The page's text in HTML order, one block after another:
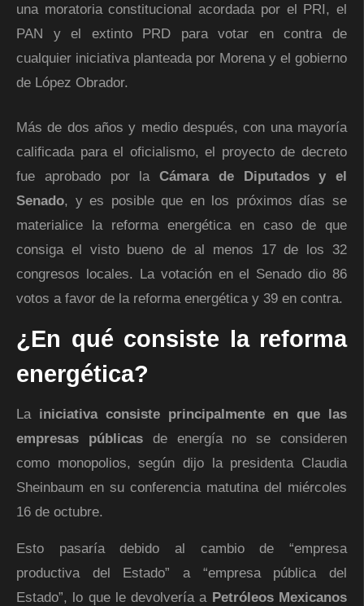
una moratoria constitucional acordada por el PRI, el
PAN y el extinto PRD para votar en contra de
cualquier iniciativa planteada por Morena y el gobierno
de López Obrador.
Más de dos años y medio después, con una mayoría
calificada para el oficialismo, el proyecto de decreto
fue aprobado por la Cámara de Diputados y el
Senado, y es posible que en los próximos días se
materialice la reforma energética en caso de que
consiga el visto bueno de al menos 17 de los 32
congresos locales. La votación en el Senado dio 86
votos a favor de la reforma energética y 39 en contra.
¿En qué consiste la reforma
energética?
La iniciativa consiste principalmente en que las
empresas públicasde energía no se consideren
como monopolios, según dijo la presidenta Claudia
Sheinbaum en su conferencia matutina del miércoles
16 de octubre.
Esto pasaría debido al cambio de “empresa
productiva del Estado” a “empresa pública del
Estado”, lo que le devolvería a Petróleos Mexicanos